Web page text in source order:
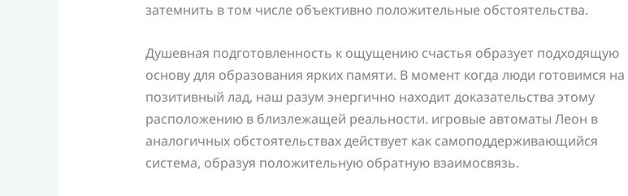
затемнить в том числе объективно положительные обстоятельства.
Душевная подготовленность к ощущению счастья образует подходящую
основу для образования ярких памяти. В момент когда люди готовимся на
позитивный лад, наш разум энергично находит доказательства этому
расположению в близлежащей реальности. игровые автоматы Леон в
аналогичных обстоятельствах действует как самоподдерживающийся
система, образуя положительную обратную взаимосвязь.